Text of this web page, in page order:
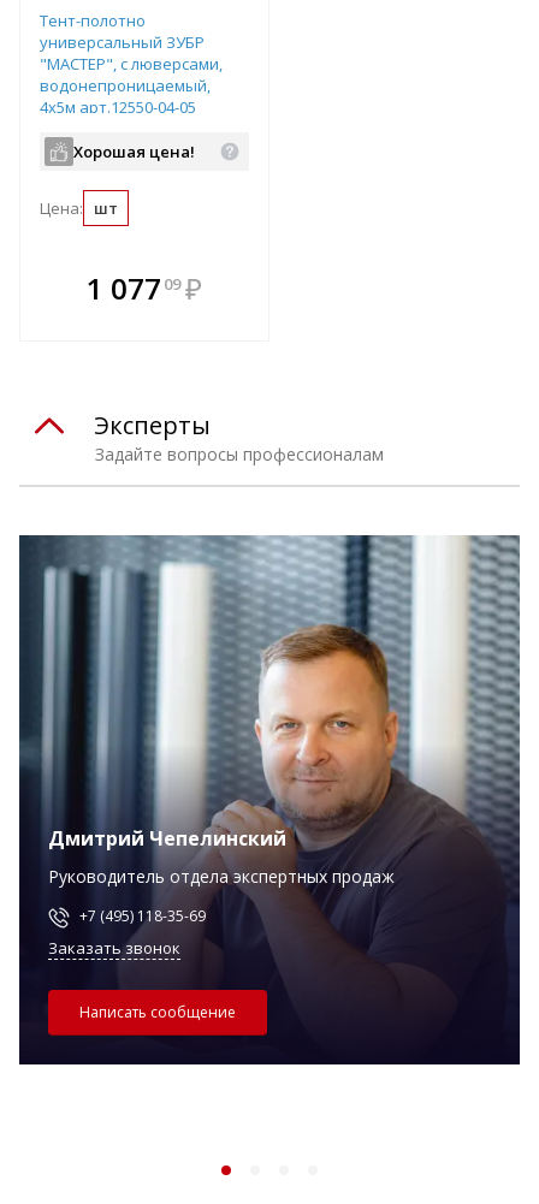
Тент-полотно
универсальный ЗУБР
"МАСТЕР", с люверсами,
водонепроницаемый,
4х5м арт.12550-04-05
Хорошая цена!
Цена: шт
1 077 09 ₽
Задайте вопросы профессионалам
Эксперты
Дмитрий Чепелинский
Руководитель отдела экспертных продаж
+7 (495) 118-35-69
Заказать звонок
Написать сообщение